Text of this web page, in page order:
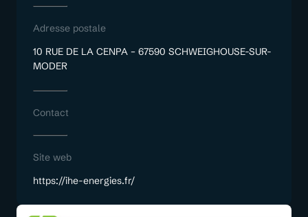
Adresse postale
10 RUE DE LA CENPA – 67590 SCHWEIGHOUSE-SUR-
MODER
Contact
Site web
https://ihe-energies.fr/